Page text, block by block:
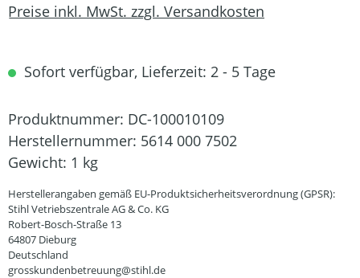
Preise inkl. MwSt. zzgl. Versandkosten
Sofort verfügbar, Lieferzeit: 2 - 5 Tage
Produktnummer: DC-100010109
Herstellernummer: 5614 000 7502
Gewicht: 1 kg
Herstellerangaben gemäß EU-Produktsicherheitsverordnung (GPSR):
Stihl Vetriebszentrale AG & Co. KG
Robert-Bosch-Straße 13
64807 Dieburg
Deutschland
grosskundenbetreuung@stihl.de